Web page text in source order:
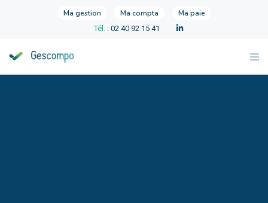
Ma gestion Ma compta Ma paie
Tél. : 02 40 92 15 41